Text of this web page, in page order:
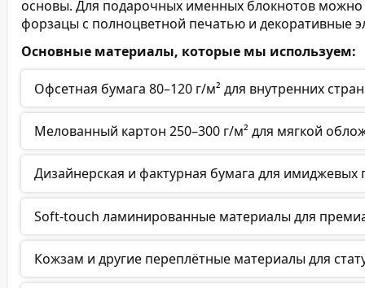
основы. Для подарочных именных блокнотов
форзацы с полноцветной печатью и декоративные
Основные материалы, которые мы используем:
Офсетная бумага 80–120 г/м² для внутренних
Мелованный картон 250–300 г/м² для мягкой
Дизайнерская и фактурная бумага для имиджевых
Soft-touch ламинированные материалы для
Кожзам и другие переплётные материалы для